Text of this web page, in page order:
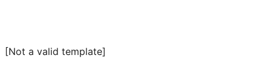
[Not a valid template]